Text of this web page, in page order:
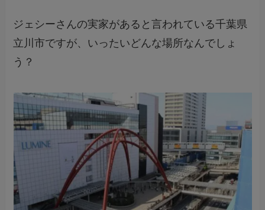
ジェシーさんの実家があると言われている千葉県
立川市ですが、いったいどんな場所なんでしょ
う？